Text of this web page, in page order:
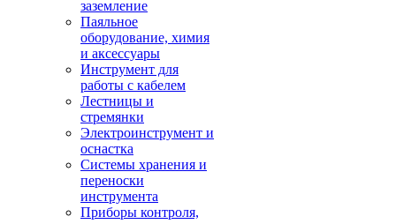
заземление
Паяльное
оборудование, химия
и аксессуары
Инструмент для
работы с кабелем
Лестницы и
стремянки
Электроинструмент и
оснастка
Системы хранения и
переноски
инструмента
Приборы контроля,